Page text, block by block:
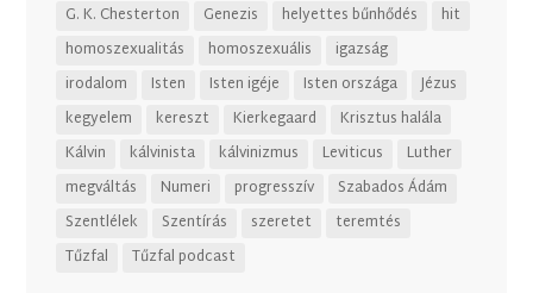
G. K. Chesterton
Genezis helyettes bűnhődés
hit
homoszexualitás
homoszexuális
igazság
irodalom
Isten Isten igéje Isten országa
Jézus
kegyelem
kereszt Kierkegaard
Krisztus halála
Kálvin
kálvinista kálvinizmus Leviticus
Luther
megváltás
Numeri progresszív
Szabados Ádám
Szentlélek
Szentírás szeretet
teremtés
Tűzfal
Tűzfal podcast